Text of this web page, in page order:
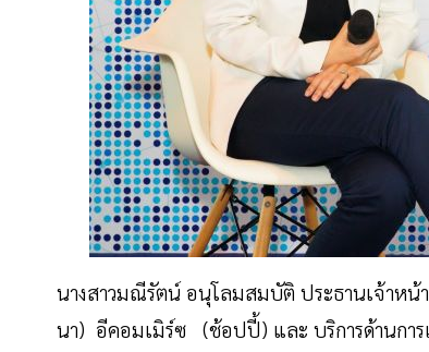
นางสาวมณีรัตน์ อนุโลมสมบัติ ประธานเจ้าหน้
นา) อีคอมเมิร์ซ (ช้อปปี้) และ บริการด้านกา